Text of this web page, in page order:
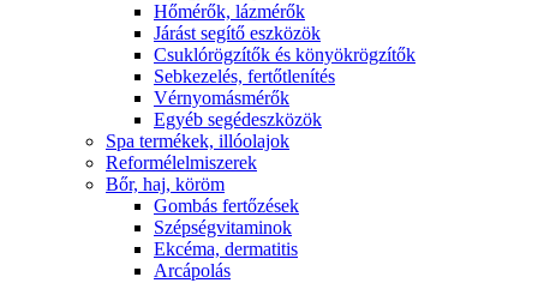
Hőmérők, lázmérők
Járást segítő eszközök
Csuklórögzítők és könyökrögzítők
Sebkezelés, fertőtlenítés
Vérnyomásmérők
Egyéb segédeszközök
Spa termékek, illóolajok
Reformélelmiszerek
Bőr, haj, köröm
Gombás fertőzések
Szépségvitaminok
Ekcéma, dermatitis
Arcápolás